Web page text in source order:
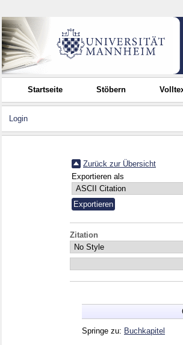
Startseite Stöbern
Login
Zurück zur Übersicht
Exportieren als
Zitation
Springe zu: Buchkapitel